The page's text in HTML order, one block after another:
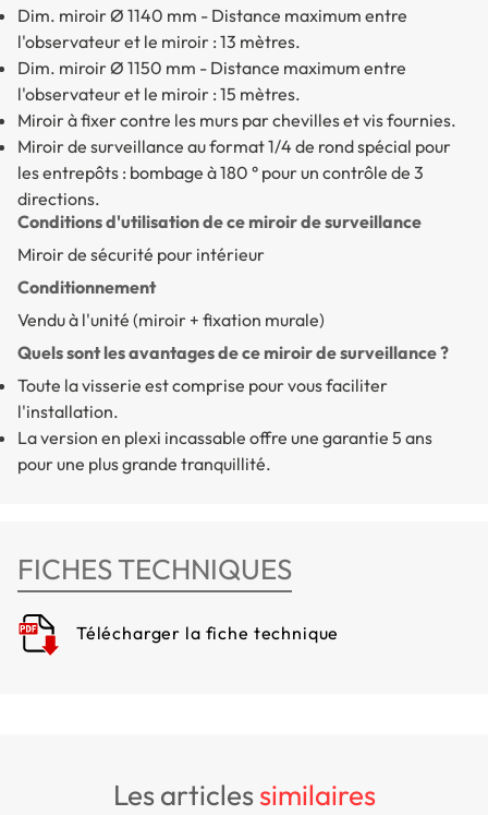
Dim. miroir Ø 1140 mm - Distance maximum entre
l'observateur et le miroir : 13 mètres.
Dim. miroir Ø 1150 mm - Distance maximum entre
l'observateur et le miroir : 15 mètres.
Miroir à fixer contre les murs par chevilles et vis fournies.
Miroir de surveillance au format 1/4 de rond spécial pour
les entrepôts : bombage à 180 ° pour un contrôle de 3
directions.
Conditions d'utilisation de ce miroir de surveillance
Miroir de sécurité pour intérieur
Conditionnement
Vendu à l'unité (miroir + fixation murale)
Quels sont les avantages de ce miroir de surveillance ?
Toute la visserie est comprise pour vous faciliter
l'installation.
La version en plexi incassable offre une garantie 5 ans
pour une plus grande tranquillité.
FICHES TECHNIQUES
Télécharger la fiche technique
les articlessimilaires